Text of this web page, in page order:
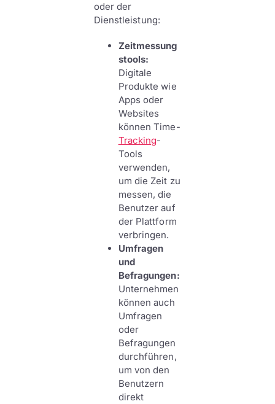
oder der
Dienstleistung:
Zeitmessung
stools:
Digitale
Produkte wie
Apps oder
Websites
können Time-
Tracking-
Tools
verwenden,
um die Zeit zu
messen, die
Benutzer auf
der Plattform
verbringen.
Umfragen
und
Befragungen:
Unternehmen
können auch
Umfragen
oder
Befragungen
durchführen,
um von den
Benutzern
direkt